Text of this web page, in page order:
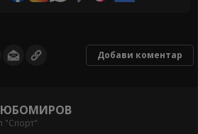
Добави коментар
"Спорт"